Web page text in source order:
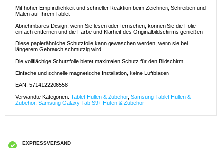
Mit hoher Empfindlichkeit und schneller Reaktion beim Zeichnen, Schreiben und
Malen auf Ihrem Tablet
Abnehmbares Design, wenn Sie lesen oder fernsehen, können Sie die Folie
einfach entfernen und die Farbe und Klarheit des Originalbildschirms genießen
Diese papierähnliche Schutzfolie kann gewaschen werden, wenn sie bei
längerem Gebrauch schmutzig wird
Die vollflächige Schutzfolie bietet maximalen Schutz für den Bildschirm
Einfache und schnelle magnetische Installation, keine Luftblasen
EAN: 5714122206558
Verwandte Kategorien: Tablet Hüllen & Zubehör, Samsung Tablet Hüllen &
Zubehör, Samsung Galaxy Tab S9+ Hüllen & Zubehör
EXPRESSVERSAND